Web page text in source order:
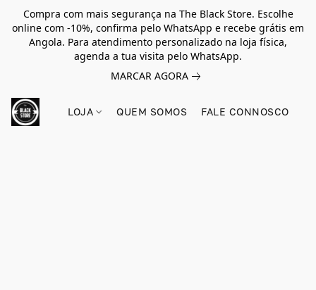
Compra com mais segurança na The Black Store. Escolhe
online com -10%, confirma pelo WhatsApp e recebe grátis em
Angola. Para atendimento personalizado na loja física,
agenda a tua visita pelo WhatsApp.
MARCAR AGORA
LOJA QUEM SOMOS FALE CONNOSCO